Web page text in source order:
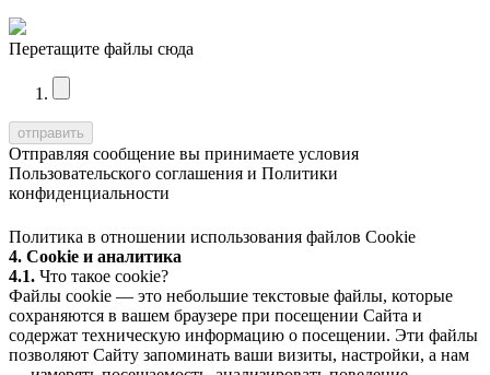
Перетащите файлы сюда
Отправляя сообщение вы принимаете условия
Пользовательского соглашения и Политики
конфиденциальности
Политика в отношении использования файлов Cookie
4. Cookie и аналитика
4.1. Что такое cookie?
Файлы cookie — это небольшие текстовые файлы, которые
сохраняются в вашем браузере при посещении Сайта и
содержат техническую информацию о посещении. Эти файлы
позволяют Сайту запоминать ваши визиты, настройки, а нам